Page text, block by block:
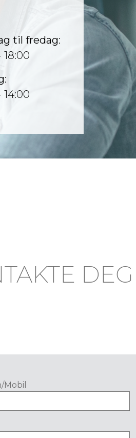
til fredag:
18:00
:
14:00
DEG
Mobil